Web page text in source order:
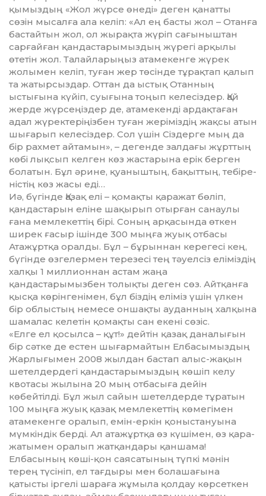
қымыздың «Жол жүрсе өнеді» деген қанатты
сөзін мысалға ала келіп: «Ал ең басты жол – Отанға
бастайтын жол, ол жырақта жүрiп сағыныштан
сарғайған қандастарымыздың жүрегi арқылы
өтетiн жол. Талайларыңыз атамекенге жүрек
жолымен келiп, туған жер төсiнде тұрақтап қалып
та жатырсыздар. Оттан да ыстық Отан­ның
ыстығына күйiп, суығына тоңып келесiздер. Қай
жерде жүр­сеңiз­дер де, атамекендi ардақтаған
адал жүректерiңiзбен туған жерi­мiз­дiң жақсы атын
шығарып келесiздер. Сол үшін Сіздерге мың да
бір рахмет ай­тамын», – дегенде залдағы жұрт­тың
көбі лықсып келген көз жас­та­рына ерік берген
болатын. Бұл әри­не, қуаныштың, бақыттың, те­бі­­ре­
ністің көз жасы еді…
Иә, бүгінде Қазақ елі – қомақты қа­ра­жат бөліп,
қандастарын еліне ша­­қырып отырған санаулы
ғана мем­­лекеттің бірі. Соның арқасында өт­­кен
ширек ғасыр ішінде 300 мыңға жуық отбасы
Атажұртқа оралды. Бұл – бұрыннан керегесі кең,
бүгінде өз­­гелермен терезесі тең тәуелсіз елі­міз­­дің
халқы 1 миллионнан астам жаңа
қандастарымызбен толықты деген сөз. Айтқанға
қысқа көрінгені­мен, бұл біздің еліміз үшін үлкен
бір облыстың немесе оншақты ауданның халқына
шамалас келетін қомақты сан екені сөзіс.
«Елге ел қосылса – құт!» дейтін қа­зақ даналығын
бір сәтке де естен шы­­ғармайтын Елбасымыздың
Жар­лығымен 2008 жылдан бастап алыс-жақын
шетелдердегі қандастары­мыз­дың көшіп келу
квотасы жылына 20 мың отбасыға дейін
көбейтілді. Бұл жыл сайын шетелдерде тұратын
100 мың­ға жуық қазақ мемлекеттің кө­­ме­гімен
атамекенге оралып, емін-еркін қо­ныстануына
мүмкіндік бер­ді. Ал ата­жұртқа өз күшімен, өз қа­ра­­
жа­ты­мен оралып жатқандары қан­­­шама!
Елбасының көші-қон саяса­ты­ның түпкі мәнін
терең түсініп, ел тағ­дыры мен болашағына
қатысты іргелі шараға жұмыла қолдау көрсет­кен